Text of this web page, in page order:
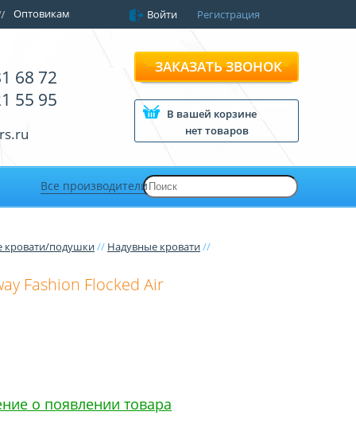
Оптовикам Войти Регистрация
68 72
55 95
ЗАКАЗАТЬ ЗВОНОК
В вашей корзине
нет товаров
Все производители
кровати/подушки// Надувные кровати//
Fashion Flocked Air
о появлении товара